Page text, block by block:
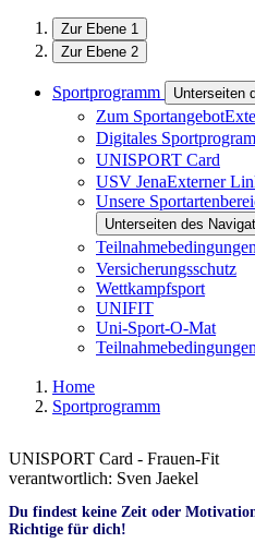
Zur Ebene 1
Zur Ebene 2
Sportprogramm Unterseiten
Zum Sportangebot
Digitales
UNISPORT Card
USV JenaExterner
Unsere
Unterseiten des
Teilnahmebedingungen
Versicherungsschutz
Wettkampfsport
UNIFIT
Uni-Sport-O-Mat
Home
Sportprogramm
UNISPORT Card - Frauen-Fit
verantwortlich: Sven Jaekel
Du findest keine Zeit oder
Richtige für dich!